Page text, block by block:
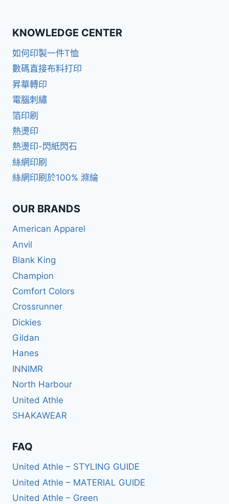
KNOWLEDGE CENTER
如何印製一件T恤
數碼直接布料打印
昇華轉印
電腦刺繡
箔印刷
熱燙印
熱燙印-閃紙閃石
絲網印刷
絲網印刷於100% 滌綸
OUR BRANDS
American Apparel
Anvil
Blank King
Champion
Comfort Colors
Crossrunner
Dickies
Gildan
Hanes
INNIMR
North Harbour
United Athle
SHAKAWEAR
FAQ
United Athle – STYLING GUIDE
United Athle – MATERIAL GUIDE
United Athle – Green